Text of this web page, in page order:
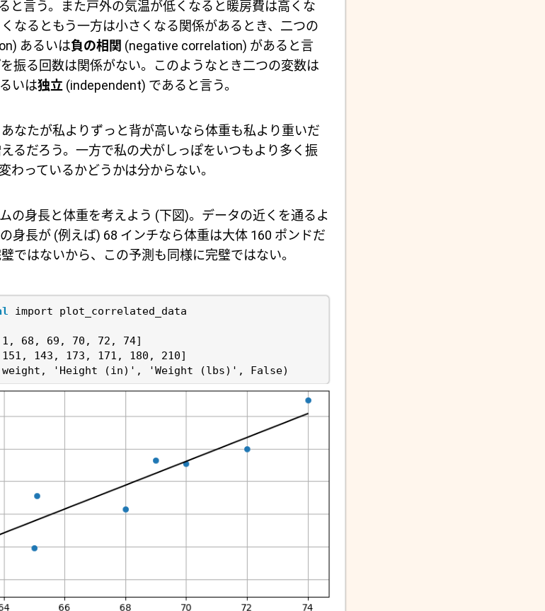
と言う。また戸外の気温が低くなると暖房費は高くな
なるともう一方は小さくなる関係があるとき、二つの
あるいは負の相関 (negative correlation) があると言
振る回数は関係がない。このようなとき二つの変数は
いは独立 (independent) であると言う。
なたが私よりずっと背が高いなら体重も私より重いだ
るだろう。一方で私の犬がしっぽをいつもより多く振
わっているかどうかは分からない。
の身長と体重を考えよう (下図)。データの近くを通るよ
身長が (例えば) 68 インチなら体重は大体 160 ポンドだ
ではないから、この予測も同様に完璧ではない。
import plot_correlated_data
, 68 , 69 , 70 , 72 , 74]
151 , 143 , 173 , 171 , 180 , 210]
weight , 'Height (in)' , 'Weight (lbs)' , False)